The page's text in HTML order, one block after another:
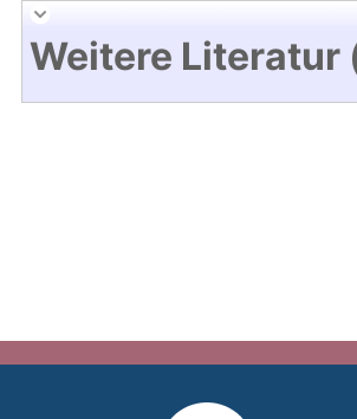
Weitere Literatur